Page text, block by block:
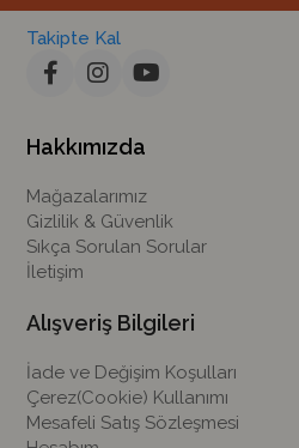
Takipte Kal
Hakkımızda
Mağazalarımız
Gizlilik & Güvenlik
Sıkça Sorulan Sorular
İletişim
Alışveriş Bilgileri
İade ve Değişim Koşulları
Çerez(Cookie) Kullanımı
Mesafeli Satış Sözleşmesi